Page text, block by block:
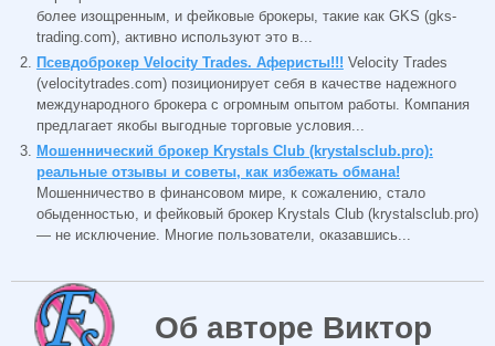
более изощренным, и фейковые брокеры, такие как GKS (gks-
trading.com), активно используют это в...
Псевдоброкер Velocity Trades. Аферисты!!! Velocity Trades
(velocitytrades.com) позиционирует себя в качестве надежного
международного брокера с огромным опытом работы. Компания
предлагает якобы выгодные торговые условия...
Мошеннический брокер Krystals Club (krystalsclub.pro):
реальные отзывы и советы, как избежать обмана!
Мошенничество в финансовом мире, к сожалению, стало
обыденностью, и фейковый брокер Krystals Club (krystalsclub.pro)
— не исключение. Многие пользователи, оказавшись...
Об авторе Виктор